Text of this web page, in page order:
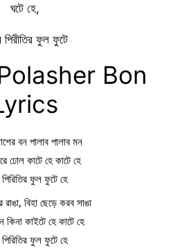
ঘটে হে,
পিরীতির ফুল ফুটে
Bon
বন পালাব পালাব মন
ঢোল কাটে হে কাটে হে
ফুল ফুটে হে
রাঙা, বিহা ছেড়ে করব সাঙা
কিনা কাইটে হে কাটে হে
ফুল ফুটে হে